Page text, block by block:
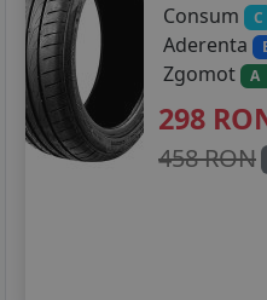
Consum
C
Aderenta
Zgomot A
298
458 RON